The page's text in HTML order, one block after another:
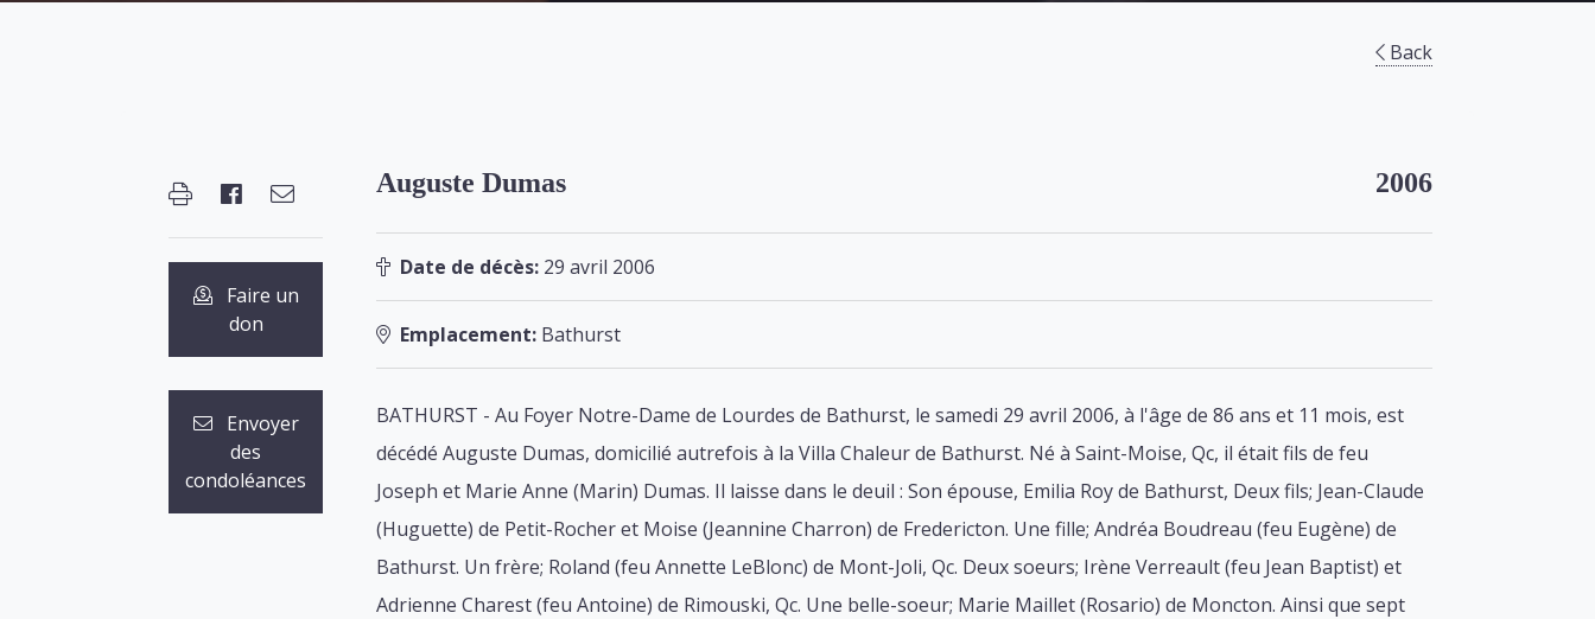
Back
Faire un
don
Envoyer
des
condoléances
Auguste Dumas 2006
Date de décès: 29 avril 2006
Emplacement: Bathurst
BATHURST - Au Foyer Notre-Dame de Lourdes de Bathurst, le samedi 29 avril 2006, à l'âge de 86 ans et 11 mois, est
décédé Auguste Dumas, domicilié autrefois à la Villa Chaleur de Bathurst. Né à Saint-Moise, Qc, il était fils de feu
Joseph et Marie Anne (Marin) Dumas. Il laisse dans le deuil : Son épouse, Emilia Roy de Bathurst, Deux fils; Jean-Claude
(Huguette) de Petit-Rocher et Moise (Jeannine Charron) de Fredericton. Une fille; Andréa Boudreau (feu Eugène) de
Bathurst. Un frère; Roland (feu Annette LeBlonc) de Mont-Joli, Qc. Deux soeurs; Irène Verreault (feu Jean Baptist) et
Adrienne Charest (feu Antoine) de Rimouski, Qc. Une belle-soeur; Marie Maillet (Rosario) de Moncton. Ainsi que sept